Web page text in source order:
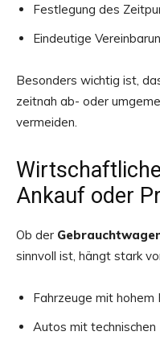
Festlegung des
Eindeutige
Besonders wichtig ist,
zeitnah ab- oder
vermeiden.
Ankauf oder
Ob der
sinnvoll ist, hängt stark
Fahrzeuge mit
Autos mit technischen